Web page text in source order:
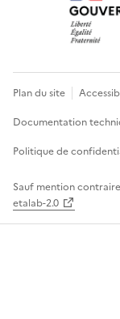
Plan du site
Documentation
Politique de
Sauf mention
etalab-2.0